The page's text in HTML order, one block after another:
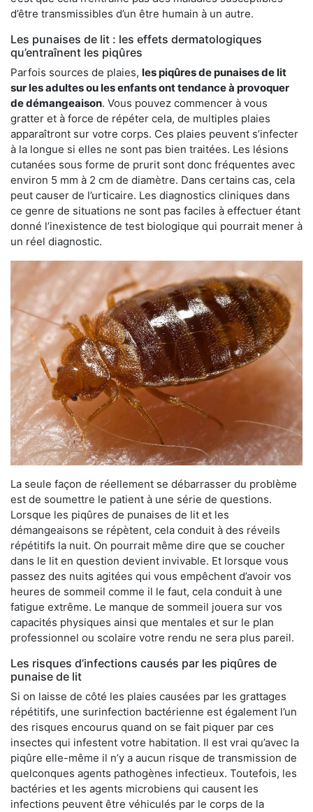
d’être transmissibles d’un être humain à un autre.
Les punaises de lit : les effets dermatologiques
qu’entraînent les piqûres
Parfois sources de plaies, les piqûres de punaises de lit
sur les adultes ou les enfants ont tendance à provoquer
de démangeaison. Vous pouvez commencer à vous
gratter et à force de répéter cela, de multiples plaies
apparaîtront sur votre corps. Ces plaies peuvent s’infecter
à la longue si elles ne sont pas bien traitées. Les lésions
cutanées sous forme de prurit sont donc fréquentes avec
environ 5 mm à 2 cm de diamètre. Dans certains cas, cela
peut causer de l’urticaire. Les diagnostics cliniques dans
ce genre de situations ne sont pas faciles à effectuer étant
donné l’inexistence de test biologique qui pourrait mener à
un réel diagnostic.
La seule façon de réellement se débarrasser du problème
est de soumettre le patient à une série de questions.
Lorsque les piqûres de punaises de lit et les
démangeaisons se répètent, cela conduit à des réveils
répétitifs la nuit. On pourrait même dire que se coucher
dans le lit en question devient invivable. Et lorsque vous
passez des nuits agitées qui vous empêchent d’avoir vos
heures de sommeil comme il le faut, cela conduit à une
fatigue extrême. Le manque de sommeil jouera sur vos
capacités physiques ainsi que mentales et sur le plan
professionnel ou scolaire votre rendu ne sera plus pareil.
Les risques d’infections causés par les piqûres de
punaise de lit
Si on laisse de côté les plaies causées par les grattages
répétitifs, une surinfection bactérienne est également l’un
des risques encourus quand on se fait piquer par ces
insectes qui infestent votre habitation. Il est vrai qu’avec la
piqûre elle-même il n’y a aucun risque de transmission de
quelconques agents pathogènes infectieux. Toutefois, les
bactéries et les agents microbiens qui causent les
infections peuvent être véhiculés par le corps de la